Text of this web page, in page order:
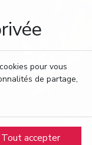
pour vous
de partage,
Tout accepter